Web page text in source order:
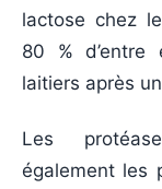
lactose chez
80 % d’entre
laitiers après
Les
également les